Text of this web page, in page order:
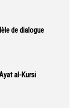
de dialogue
al-Kursi